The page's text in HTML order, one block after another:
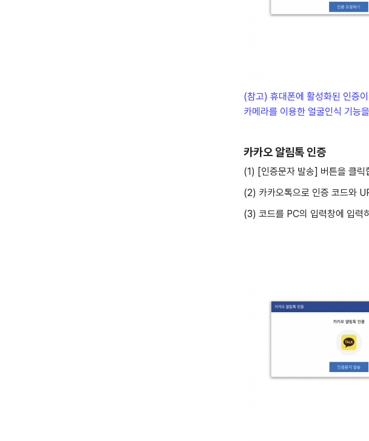
(참고) 휴대폰에 활성화된 인증
카메라를 이용한 얼굴인식 기능
카카오 알림톡 인증
(1) [인증문자 발송] 버튼을 클릭
(2) 카카오톡으로 인증 코드와
(3) 코드를 PC의 입력창에 입력